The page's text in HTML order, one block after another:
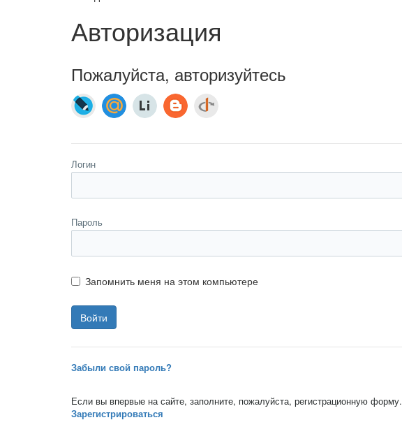
Авторизация
Пожалуйста, авторизуйтесь
Логин
Пароль
Запомнить меня на этом компьютере
Забыли свой пароль?
Если вы впервые на сайте, заполните, пожалуйста, регистрационную форму.
Зарегистрироваться